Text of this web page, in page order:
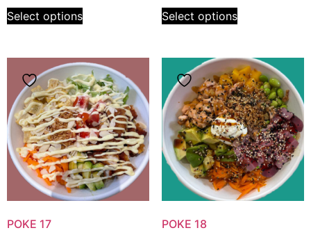
Select options Select options
POKE 17 POKE 18